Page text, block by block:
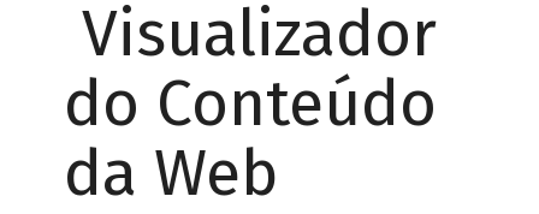
Visualizador
do Conteúdo
da Web